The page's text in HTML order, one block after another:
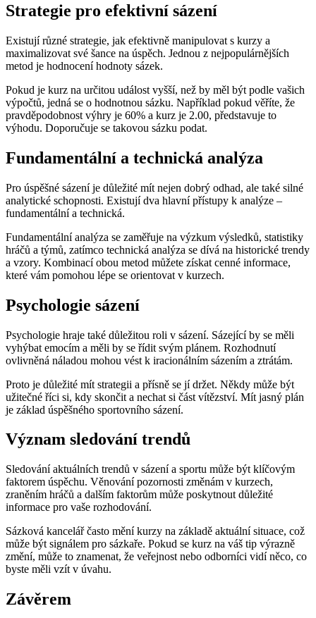
Strategie pro efektivní sázení
Existují různé strategie, jak efektivně manipulovat s kurzy a
maximalizovat své šance na úspěch. Jednou z nejpopulárnějších
metod je hodnocení hodnoty sázek.
Pokud je kurz na určitou událost vyšší, než by měl být podle vašich
výpočtů, jedná se o hodnotnou sázku. Například pokud věříte, že
pravděpodobnost výhry je 60% a kurz je 2.00, představuje to
výhodu. Doporučuje se takovou sázku podat.
Fundamentální a technická analýza
Pro úspěšné sázení je důležité mít nejen dobrý odhad, ale také silné
analytické schopnosti. Existují dva hlavní přístupy k analýze –
fundamentální a technická.
Fundamentální analýza se zaměřuje na výzkum výsledků, statistiky
hráčů a týmů, zatímco technická analýza se dívá na historické trendy
a vzory. Kombinací obou metod můžete získat cenné informace,
které vám pomohou lépe se orientovat v kurzech.
Psychologie sázení
Psychologie hraje také důležitou roli v sázení. Sázející by se měli
vyhýbat emocím a měli by se řídit svým plánem. Rozhodnutí
ovlivněná náladou mohou vést k iracionálním sázením a ztrátám.
Proto je důležité mít strategii a přísně se jí držet. Někdy může být
užitečné říci si, kdy skončit a nechat si část vítězství. Mít jasný plán
je základ úspěšného sportovního sázení.
Význam sledování trendů
Sledování aktuálních trendů v sázení a sportu může být klíčovým
faktorem úspěchu. Věnování pozornosti změnám v kurzech,
zraněním hráčů a dalším faktorům může poskytnout důležité
informace pro vaše rozhodování.
Sázková kancelář často mění kurzy na základě aktuální situace, což
může být signálem pro sázkaře. Pokud se kurz na váš tip výrazně
změní, může to znamenat, že veřejnost nebo odborníci vidí něco, co
byste měli vzít v úvahu.
Závěrem